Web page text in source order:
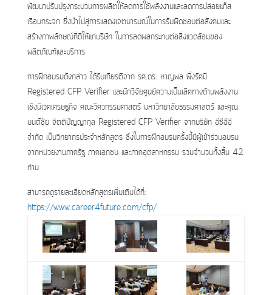
พัฒนาปรับปรุงกระบวนการผลิตให้ลดการใช้พลังงานและลดการปล่อยแก๊ส
เรือนกระจก ซึ่งนำไปสู่การแสดงเจตนารมณ์ในการรับผิดชอบต่อสังคมและ
สร้างภาพลักษณ์ที่ดีให้แก่บริษัท ในการลดผลกระทบต่อสิ่งแวดล้อมของ
ผลิตภัณฑ์และบริการ
การฝึกอบรมดังกล่าว ได้รับเกียรติจาก รศ.ดร. หาญพล พึ่งรัศมี
Registered CFP Verifier และนักวิจัยศูนย์ความเป็นเลิศทางด้านพลังงาน
เชิงนิเวศเศรษฐกิจ คณะวิศวกรรมศาสตร์ มหาวิทยาลัยธรรมศาสตร์ และคุณ
มนต์ชัย จิตติปัญญากุล Registered CFP Verifier จากบริษัท อีซีอีอี
จำกัด เป็นวิทยากรประจำหลักสูตร ซึ่งในการฝึกอบรมครั้งนี้มีผู้เข้าร่วมอบรม
จากหน่วยงานภาครัฐ ภาคเอกชน และภาคอุตสาหกรรม รวมจำนวนทั้งสิ้น 42
ท่าน
สามารถดูรายละเอียดหลักสูตรเพิ่มเติมได้ที่:
https://www.career4future.com/cfp/